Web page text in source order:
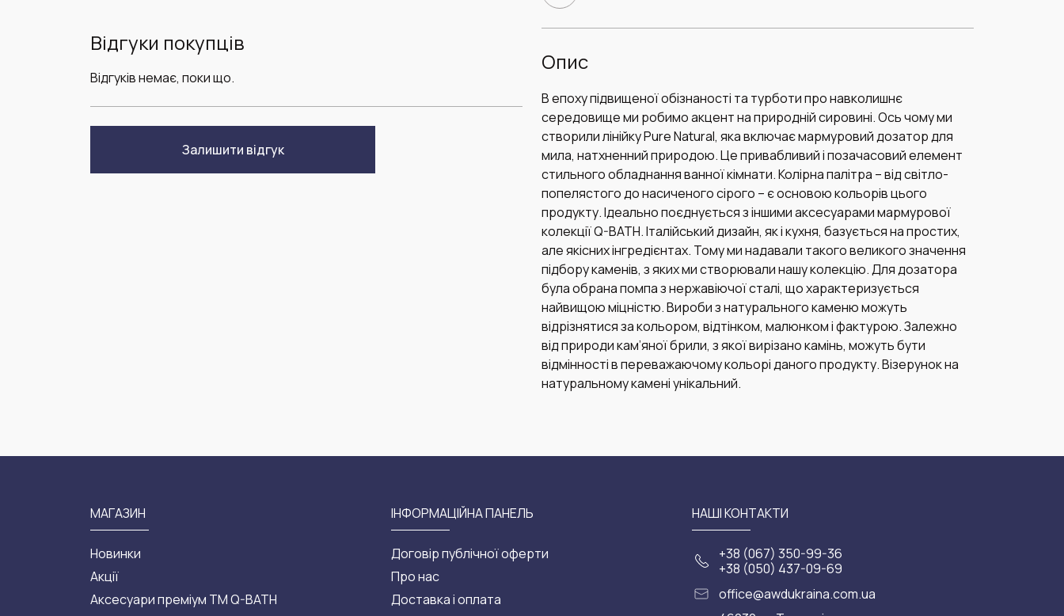
Опис
В епоху підвищеної обізнаності та турботи про навколишнє
середовище ми робимо акцент на природній сировині. Ось чому ми
створили лінійку Pure Natural, яка включає мармуровий дозатор для
мила, натхненний природою. Це привабливий і позачасовий елемент
стильного обладнання ванної кімнати. Колірна палітра – від світло-
попелястого до насиченого сірого – є основою кольорів цього
продукту. Ідеально поєднується з іншими аксесуарами мармурової
колекції Q-BATH. Італійський дизайн, як і кухня, базується на простих,
але якісних інгредієнтах. Тому ми надавали такого великого значення
підбору каменів, з яких ми створювали нашу колекцію. Для дозатора
була обрана помпа з нержавіючої сталі, що характеризується
найвищою міцністю. Вироби з натурального каменю можуть
відрізнятися за кольором, відтінком, малюнком і фактурою. Залежно
від природи кам’яної брили, з якої вирізано камінь, можуть бути
відмінності в переважаючому кольорі даного продукту. Візерунок на
натуральному камені унікальний.
Відгуки покупців
Відгуків немає, поки що.
Залишити відгук
МАГАЗИН
Новинки
Акції
Аксесуари преміум ТМ Q-BATH
ІНФОРМАЦІЙНА ПАНЕЛЬ
Договір публічної оферти
Про нас
Доставка і оплата
НАШІ КОНТАКТИ
+38 (067) 350-99-36
+38 (050) 437-09-69
office@awdukraina.com.ua